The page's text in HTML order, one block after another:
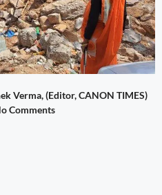
Verma, (Editor, CANON TIMES)
Comments